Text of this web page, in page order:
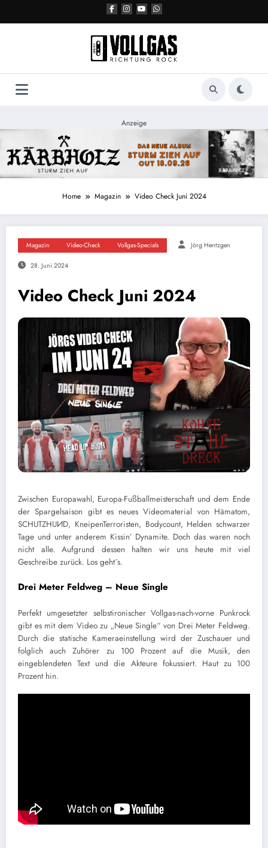
Anzeige
Home Magazin Video Check Juni 2024
Magazin Video-Check Vollgas-Specials Jörg Hentzgen
28. Juni 2024
Video Check Juni 2024
Zwischen Europawahl, Europa-Fußballmeisterschaft und dem Ende
der Spargelsaison gibt es neues Videomaterial von Hämatom,
SCHUTZHUИD, KneipenTerroristen, Bodycount, Helden schwarzer
Tage und unter anderem Kissin’ Dynamite. Doch das waren noch
nicht alle. Aufgrund dessen halten wir uns heute mit viel
Geschreibe zurück. Los geht´s.
Drei Meter Feldweg – Neue Single
Perfekt umgesetzter selbstironischer Vollgas-nach-vorne Punkrock
gibt es mit dem Video zu „Neue Single“ von Drei Meter Feldweg.
Durch die statische Kameraeinstellung wird der Zuschauer und
folglich auch Zuhörer zu 100 Prozent auf die Musik, den
eingeblendeten Text und die Akteure fokussiert. Haut zu 100
Prozent hin.